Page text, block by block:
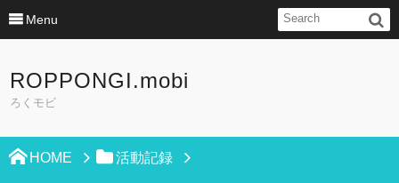
Menu
ROPPONGI.mobi
ろくモビ
HOME 活動記録